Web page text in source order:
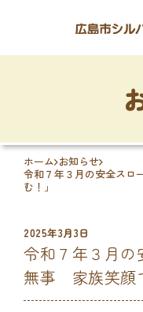
ホーム お知らせ
令和７年３月の安全ス
む！」
2025年3月3日
令和７年３月の
無事 家族笑顔